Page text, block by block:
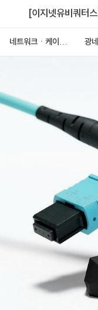
[이지넷유비쿼터
네트워크ㆍ케이블
광